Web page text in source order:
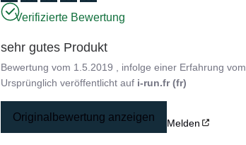
Verifizierte Bewertung
sehr gutes Produkt
Bewertung vom 1.5.2019 , infolge einer Erfahrung vom
Ursprünglich veröffentlicht auf i-run.fr (fr)
Originalbewertung anzeigen Melden